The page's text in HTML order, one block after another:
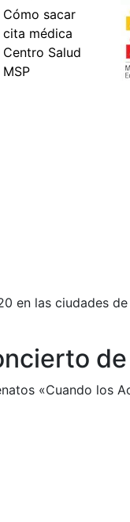
en las ciudades
«Cuando los